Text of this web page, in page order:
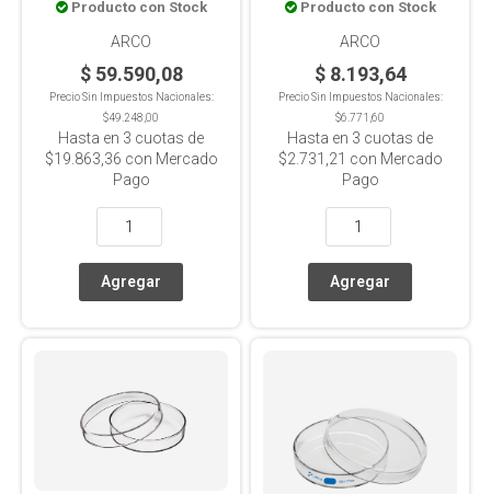
Producto con Stock
ARCO
$ 59.590,08
Precio Sin Impuestos Nacionales:
$49.248,00
Hasta en 3 cuotas de
$19.863,36 con Mercado
Pago
Producto con Stock
ARCO
$ 8.193,64
Precio Sin Impuestos Nacionales:
$6.771,60
Hasta en 3 cuotas de
$2.731,21 con Mercado
Pago